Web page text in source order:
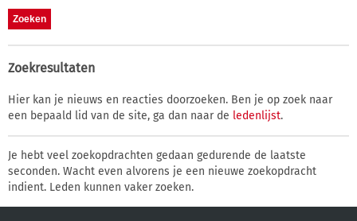
Zoekresultaten
Hier kan je nieuws en reacties doorzoeken. Ben je op zoek naar
een bepaald lid van de site, ga dan naar de ledenlijst.
Je hebt veel zoekopdrachten gedaan gedurende de laatste
seconden. Wacht even alvorens je een nieuwe zoekopdracht
indient. Leden kunnen vaker zoeken.